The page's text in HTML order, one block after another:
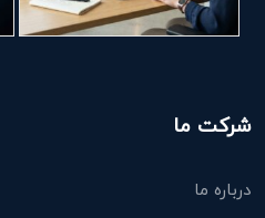
شرکت ما
درباره ما